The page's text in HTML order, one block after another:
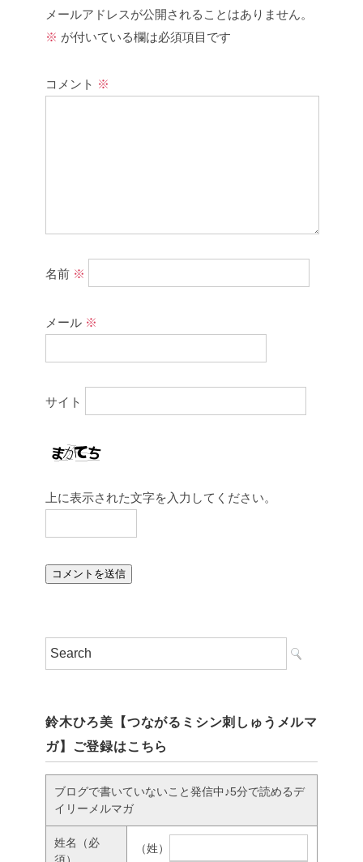
メールアドレスが公開されることはありません。
※ が付いている欄は必須項目です
コメント ※
名前 ※
メール ※
サイト
上に表示された文字を入力してください。
鈴木ひろ美【つながるミシン刺しゅうメルマ
ガ】ご登録はこちら
ブログで書いていないこと発信中♪5分で読めるデ
イリーメルマガ
姓名
（必
（姓）